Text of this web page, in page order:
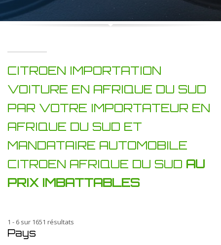
CITROEN IMPORTATION
VOITURE EN AFRIQUE DU SUD
PAR VOTRE IMPORTATEUR EN
AFRIQUE DU SUD ET
MANDATAIRE AUTOMOBILE
CITROEN AFRIQUE DU SUD AU
PRIX IMBATTABLES
1 - 6 sur 1651 résultats
Pays